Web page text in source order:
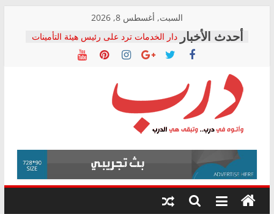
content
السبت, أغسطس 8, 2026
دار الخدمات ترد على رئيس هيئة التأمينات
بعد مؤتمره الصحفي: إنكار الأزمة لا ينهي
معاناة أصحاب المعاشات.. ونطالب بكشف
فرحات سليمان يكتب: القطاع الصحي إلى
أين؟
حزب التحالف الشعبي يطلق لجنة “الحق
في الصحة” بالإسكندرية لرصد الانتهاكات
ودعم المرضى
الوزاري لمدينة الصحفيين.. وانتهاء أعمال
إنشاء المبنى الإداري
المجلس القومي لحقوق الإنسان يعلن
متابعة قضية الدكتور محمد زهران.. ويؤكد:
قرينة البراءة وضمانات المحاكمة العادلة
درب
وأتوه
درب..
وتبقى
هي